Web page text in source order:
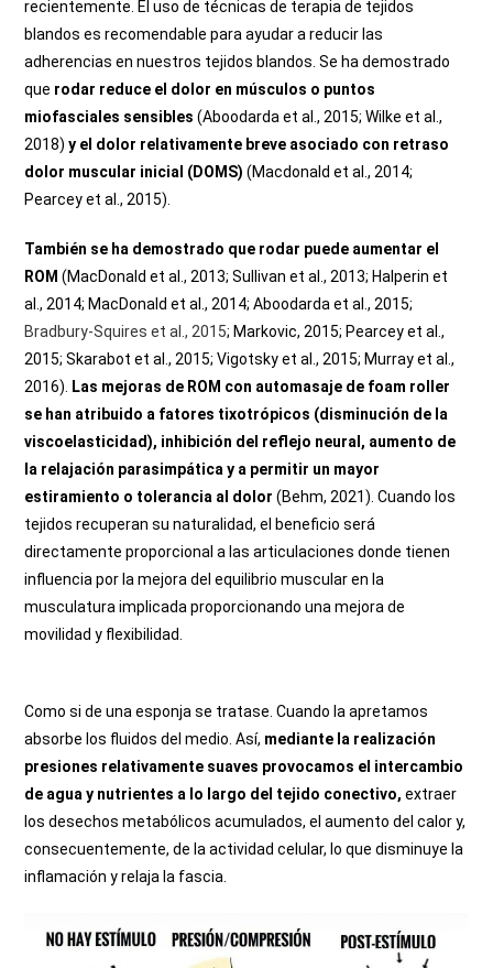
recientemente. El uso de técnicas de terapia de tejidos
blandos es recomendable para ayudar a reducir las
adherencias en nuestros tejidos blandos. Se ha demostrado
que rodar reduce el dolor en músculos o puntos
miofasciales sensibles (Aboodarda et al., 2015; Wilke et al.,
2018)y el dolor relativamente breve asociado con retraso
dolor muscular inicial (DOMS) (Macdonald et al., 2014;
Pearcey et al., 2015).
También se ha demostrado que rodar puede aumentar el
ROM (MacDonald et al., 2013; Sullivan et al., 2013; Halperin et
al., 2014; MacDonald et al., 2014; Aboodarda et al., 2015;
Bradbury-Squires et al., 2015; Markovic, 2015; Pearcey et al.,
2015; Skarabot et al., 2015; Vigotsky et al., 2015; Murray et al.,
2016).
Las mejoras de ROM con automasaje de foam roller
se han atribuido a fatores tixotrópicos (disminución de la
viscoelasticidad), inhibición del reflejo neural, aumento de
la relajación parasimpática y a permitir un mayor
estiramiento o tolerancia al dolor (Behm, 2021).Cuando los
tejidos recuperan su naturalidad, el beneficio será
directamente proporcional a las articulaciones donde tienen
influencia por la mejora del equilibrio muscular en la
musculatura implicada proporcionando una mejora de
movilidad y flexibilidad.
Como si de una esponja se tratase. Cuando la apretamos
absorbe los fluidos del medio. Así, mediante la realización
presiones relativamente suaves provocamos el intercambio
de agua y nutrientes a lo largo del tejido conectivo,extraer
los desechos metabólicos acumulados,el aumento del calor y,
consecuentemente, de la actividad celular, lo que disminuye la
inflamación y relaja la fascia.